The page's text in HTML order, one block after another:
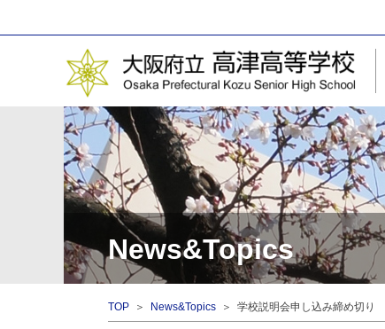
News&Topics
TOP ＞ News&Topics ＞ 学校説明会申し込み締め切り